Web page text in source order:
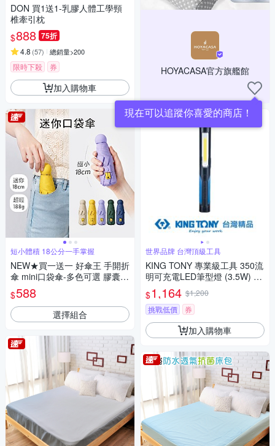
DON 買1送1-乳膠人體工學頸
椎牽引枕
$888 75折
4.8 (57) 總銷量>200
限時下殺 券
加入購物車
短小體積 18公分一手掌握
NEW★買一送一 好傘王 手開折
傘 mini口袋傘-多色可選 膠囊
傘/小傘/手開折傘/黑膠布/摺疊
傘/小雨傘/輕量傘/折疊傘/迷你
傘/防曬
$588
選擇組合
HOYACASA官方旗艦館
現在可以追蹤你喜愛的商店！
世界品牌 台灣頂級工具
KING TONY 專業級工具 350流
明可充電LED筆型燈 (3.5W) (9
TA282)
$1,164 $1,200
挑戰低價
券
加入購物車